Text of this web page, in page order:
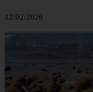
12/02/2026